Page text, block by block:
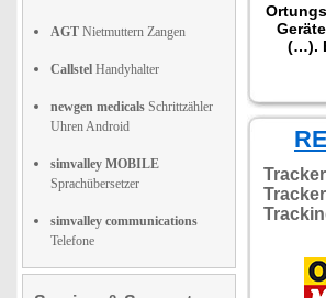
AGT Nietmuttern Zangen
Callstel Handyhalter
newgen medicals Schrittzähler
Uhren Android
simvalley MOBILE
Sprachübersetzer
simvalley communications
Telefone
(…).